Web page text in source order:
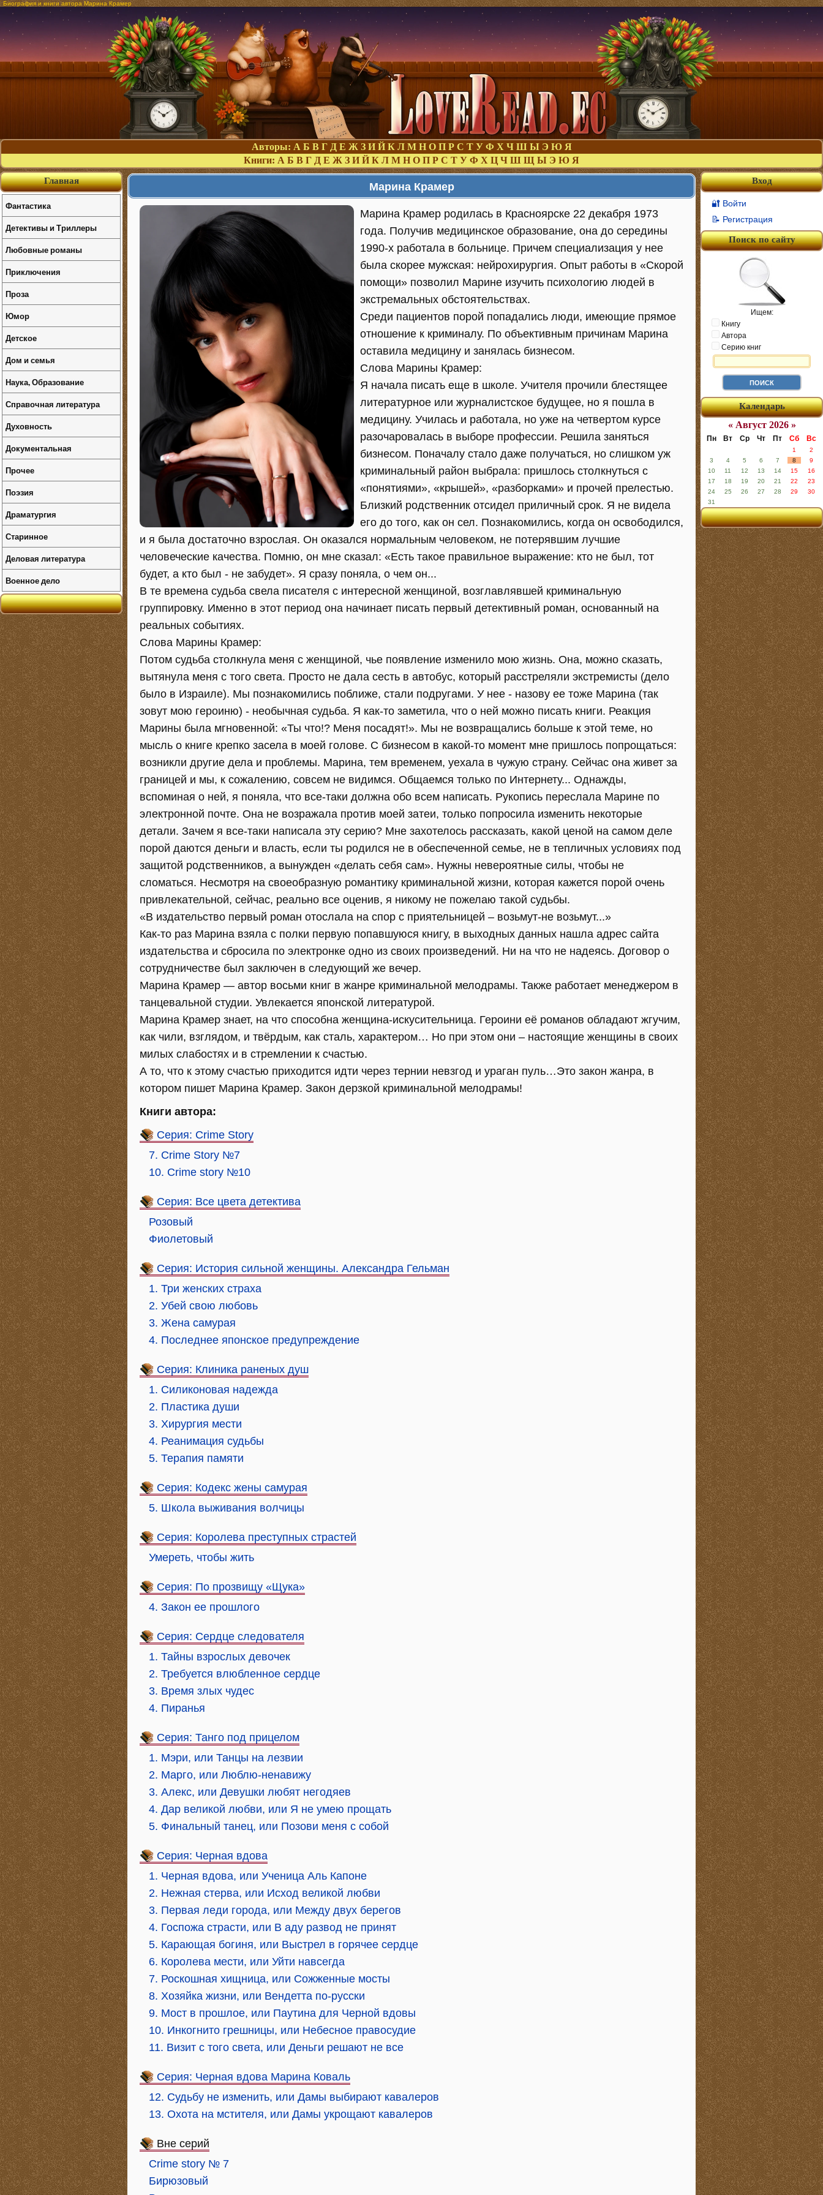
Биография и книги автора Марина Крамер
Авторы: А Б В Г Д Е Ж З И Й К Л М Н О П Р С Т У Ф Х Ч Ш Ы Э Ю Я
Книги: А Б В Г Д Е Ж З И Й К Л М Н О П Р С Т У Ф Х Ц Ч Ш Щ Ы Э Ю Я
Марина Крамер
Марина Крамер родилась в Красноярске 22 декабря 1973
года. Получив медицинское образование, она до середины
1990-х работала в больнице. Причем специализация у нее
была скорее мужская: нейрохирургия. Опыт работы в «Скорой
помощи» позволил Марине изучить психологию людей в
экстремальных обстоятельствах.
Среди пациентов порой попадались люди, имеющие прямое
отношение к криминалу. По объективным причинам Марина
оставила медицину и занялась бизнесом.
Слова Марины Крамер:
Я начала писать еще в школе. Учителя прочили блестящее
литературное или журналистское будущее, но я пошла в
медицину. Училась и работала, но уже на четвертом курсе
разочаровалась в выборе профессии. Решила заняться
бизнесом. Поначалу стало даже получаться, но слишком уж
криминальный район выбрала: пришлось столкнуться с
«понятиями», «крышей», «разборками» и прочей прелестью.
Близкий родственник отсидел приличный срок. Я не видела
его до того, как он сел. Познакомились, когда он освободился,
и я была достаточно взрослая. Он оказался нормальным человеком, не потерявшим лучшие
человеческие качества. Помню, он мне сказал: «Есть такое правильное выражение: кто не был, тот
будет, а кто был - не забудет». Я сразу поняла, о чем он...
В те времена судьба свела писателя с интересной женщиной, возглавлявшей криминальную
группировку. Именно в этот период она начинает писать первый детективный роман, основанный на
реальных событиях.
Слова Марины Крамер:
Потом судьба столкнула меня с женщиной, чье появление изменило мою жизнь. Она, можно сказать,
вытянула меня с того света. Просто не дала сесть в автобус, который расстреляли экстремисты (дело
было в Израиле). Мы познакомились поближе, стали подругами. У нее - назову ее тоже Марина (так
зовут мою героиню) - необычная судьба. Я как-то заметила, что о ней можно писать книги. Реакция
Марины была мгновенной: «Ты что!? Меня посадят!». Мы не возвращались больше к этой теме, но
мысль о книге крепко засела в моей голове. С бизнесом в какой-то момент мне пришлось попрощаться:
возникли другие дела и проблемы. Марина, тем временем, уехала в чужую страну. Сейчас она живет за
границей и мы, к сожалению, совсем не видимся. Общаемся только по Интернету... Однажды,
вспоминая о ней, я поняла, что все-таки должна обо всем написать. Рукопись переслала Марине по
электронной почте. Она не возражала против моей затеи, только попросила изменить некоторые
детали. Зачем я все-таки написала эту серию? Мне захотелось рассказать, какой ценой на самом деле
порой даются деньги и власть, если ты родился не в обеспеченной семье, не в тепличных условиях под
защитой родственников, а вынужден «делать себя сам». Нужны невероятные силы, чтобы не
сломаться. Несмотря на своеобразную романтику криминальной жизни, которая кажется порой очень
привлекательной, сейчас, реально все оценив, я никому не пожелаю такой судьбы.
«В издательство первый роман отослала на спор с приятельницей – возьмут-не возьмут...»
Как-то раз Марина взяла с полки первую попавшуюся книгу, в выходных данных нашла адрес сайта
издательства и сбросила по электронке одно из своих произведений. Ни на что не надеясь. Договор о
сотрудничестве был заключен в следующий же вечер.
Марина Крамер — автор восьми книг в жанре криминальной мелодрамы. Также работает менеджером в
танцевальной студии. Увлекается японской литературой.
Марина Крамер знает, на что способна женщина-искусительница. Героини её романов обладают жгучим,
как чили, взглядом, и твёрдым, как сталь, характером… Но при этом они – настоящие женщины в своих
милых слабостях и в стремлении к счастью.
А то, что к этому счастью приходится идти через тернии невзгод и ураган пуль…Это закон жанра, в
котором пишет Марина Крамер. Закон дерзкой криминальной мелодрамы!
Книги автора:
Серия: Crime Story
7. Crime Story №7
10. Crime story №10
Серия: Все цвета детектива
Розовый
Фиолетовый
Серия: История сильной женщины. Александра Гельман
1. Три женских страха
2. Убей свою любовь
3. Жена самурая
4. Последнее японское предупреждение
Серия: Клиника раненых душ
1. Силиконовая надежда
2. Пластика души
3. Хирургия мести
4. Реанимация судьбы
5. Терапия памяти
Серия: Кодекс жены самурая
5. Школа выживания волчицы
Серия: Королева преступных страстей
Умереть, чтобы жить
Серия: По прозвищу «Щука»
4. Закон ее прошлого
Серия: Сердце следователя
1. Тайны взрослых девочек
2. Требуется влюбленное сердце
3. Время злых чудес
4. Пиранья
Серия: Танго под прицелом
1. Мэри, или Танцы на лезвии
2. Марго, или Люблю-ненавижу
3. Алекс, или Девушки любят негодяев
4. Дар великой любви, или Я не умею прощать
5. Финальный танец, или Позови меня с собой
Серия: Черная вдова
1. Черная вдова, или Ученица Аль Капоне
2. Нежная стерва, или Исход великой любви
3. Первая леди города, или Между двух берегов
4. Госпожа страсти, или В аду развод не принят
5. Карающая богиня, или Выстрел в горячее сердце
6. Королева мести, или Уйти навсегда
7. Роскошная хищница, или Сожженные мосты
8. Хозяйка жизни, или Вендетта по-русски
9. Мост в прошлое, или Паутина для Черной вдовы
10. Инкогнито грешницы, или Небесное правосудие
11. Визит с того света, или Деньги решают не все
Серия: Черная вдова Марина Коваль
12. Судьбу не изменить, или Дамы выбирают кавалеров
13. Охота на мстителя, или Дамы укрощают кавалеров
Вне серий
Crime story № 7
Бирюзовый
Вход
🔐 Войти
📝 Регистрация
Поиск по сайту
Ищем:
Книгу
Автора
Серию книг
Календарь
« Август 2026 »
Пн Вт Ср Чт Пт Сб Вс
1
2
3
4 5 6 7 8
9
10
11 12 13 14 15
16
17
18 19 20 21 22
23
24
25 26 27 28 29
30
31
Главная
Фантастика
Детективы и Триллеры
Любовные романы
Приключения
Проза
Юмор
Детское
Дом и семья
Наука, Образование
Справочная литература
Духовность
Документальная
Прочее
Поэзия
Драматургия
Старинное
Деловая литература
Военное дело